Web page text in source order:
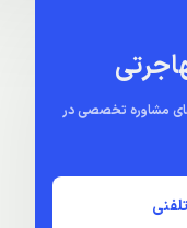
مشاوره تخصصی در